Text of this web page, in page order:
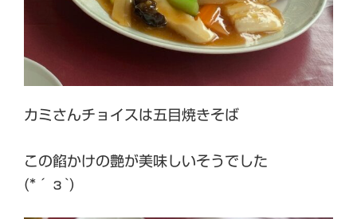
カミさんチョイスは五目焼きそば
この餡かけの艶が美味しいそうでした
(*´з`)